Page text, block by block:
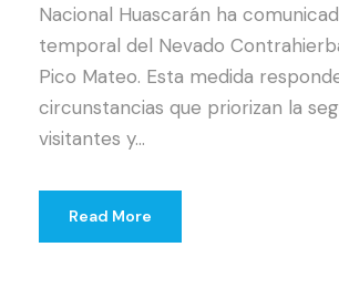
Nacional Huascarán ha
temporal del Nevado
Pico Mateo. Esta medida
circunstancias que priorizan la
visitantes y...
Read More